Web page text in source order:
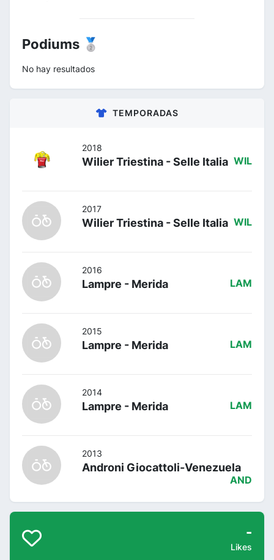
Podiums 🥈
No hay resultados
TEMPORADAS
2018
Wilier Triestina - Selle Italia WIL
2017
Wilier Triestina - Selle Italia WIL
2016
Lampre - Merida LAM
2015
Lampre - Merida LAM
2014
Lampre - Merida LAM
2013
Androni Giocattoli-Venezuela
AND
-
Likes